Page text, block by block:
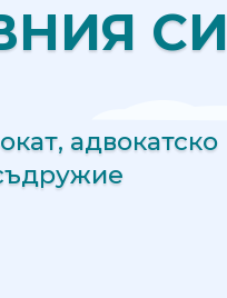
СИ
адвокатско